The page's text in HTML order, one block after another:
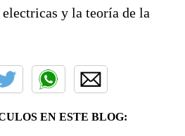
y la teoría de la
EN ESTE BLOG: